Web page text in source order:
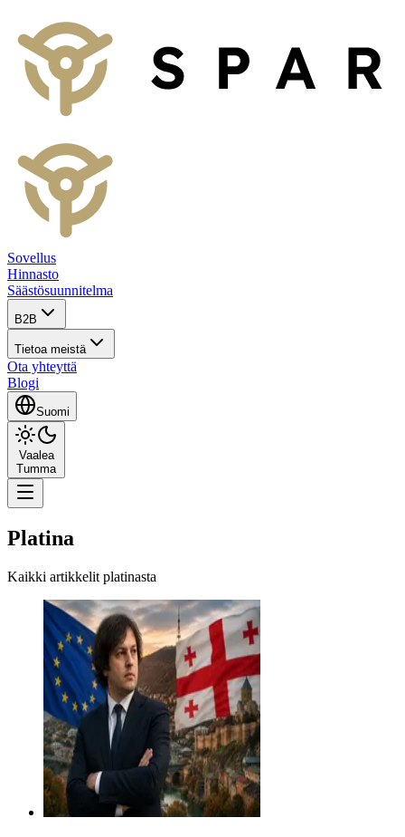
Sovellus
Hinnasto
Säästösuunnitelma
B2B
Tietoa meistä
Ota yhteyttä
Blogi
Suomi
Vaalea
Tumma
Platina
Kaikki artikkelit platinasta